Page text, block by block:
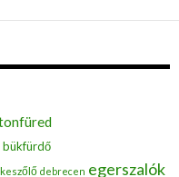
bükfürdő
debrecen egerszalók